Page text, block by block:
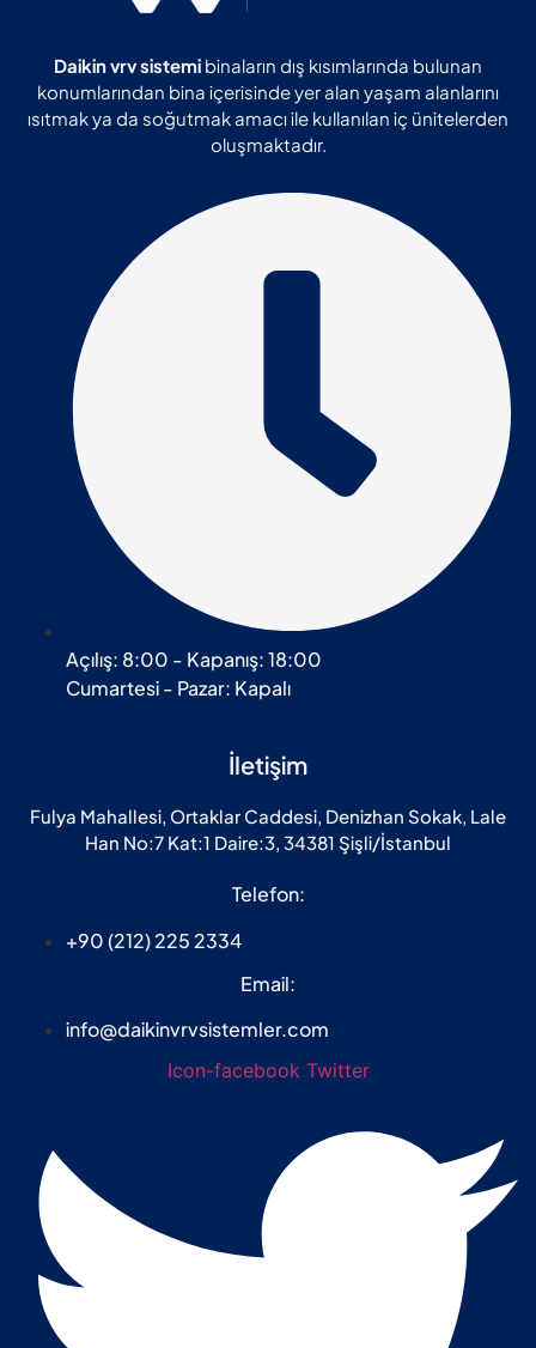
Daikin vrv sistemi binaların dış kısımlarında bulunan
konumlarından bina içerisinde yer alan yaşam alanlarını
ısıtmak ya da soğutmak amacı ile kullanılan iç ünitelerden
oluşmaktadır.
Açılış: 8:00 - Kapanış: 18:00
Cumartesi - Pazar: Kapalı
İletişim
Fulya Mahallesi, Ortaklar Caddesi, Denizhan Sokak, Lale
Han No:7 Kat:1 Daire:3, 34381 Şişli/İstanbul
Telefon:
+90 (212) 225 2334
Email:
info@daikinvrvsistemler.com
Icon-facebook Twitter